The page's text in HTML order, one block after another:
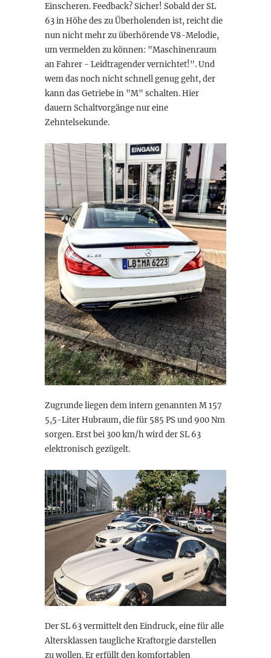
Einscheren. Feedback? Sicher! Sobald der SL
63 in Höhe des zu Überholenden ist, reicht die
nun nicht mehr zu überhörende V8-Melodie,
um vermelden zu können: "Maschinenraum
an Fahrer - Leidtragender vernichtet!". Und
wem das noch nicht schnell genug geht, der
kann das Getriebe in "M" schalten. Hier
dauern Schaltvorgänge nur eine
Zehntelsekunde.
Zugrunde liegen dem intern genannten M 157
5,5-Liter Hubraum, die für 585 PS und 900 Nm
sorgen. Erst bei 300 km/h wird der SL 63
elektronisch gezügelt.
Der SL 63 vermittelt den Eindruck, eine für alle
Altersklassen taugliche Kraftorgie darstellen
zu wollen. Er erfüllt den komfortablen